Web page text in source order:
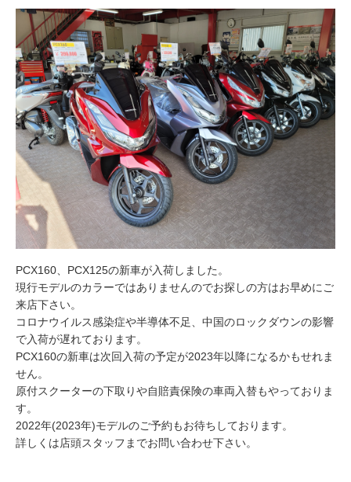
PCX160、PCX125の新車が入荷しました。
現行モデルのカラーではありませんのでお探しの方はお早めにご
来店下さい。
コロナウイルス感染症や半導体不足、中国のロックダウンの影響
で入荷が遅れております。
PCX160の新車は次回入荷の予定が2023年以降になるかもせれま
せん。
原付スクーターの下取りや自賠責保険の車両入替もやっておりま
す。
2022年(2023年)モデルのご予約もお待ちしております。
詳しくは店頭スタッフまでお問い合わせ下さい。